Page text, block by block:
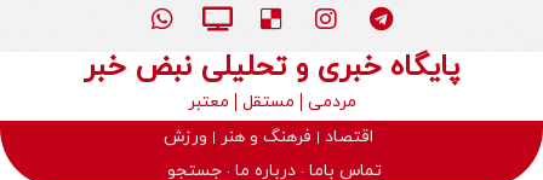
پایگاه خبری و تحلیلی نبض خبر
مردمی مستقل
معتبر
اقتصاد
فرهنگ و هنر
ورزش
تماس باما درباره ما جستجو